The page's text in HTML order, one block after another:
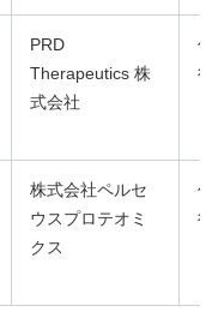
PRD
Therapeutics 株
式会社
株式会社ペルセ
ウスプロテオミ
クス